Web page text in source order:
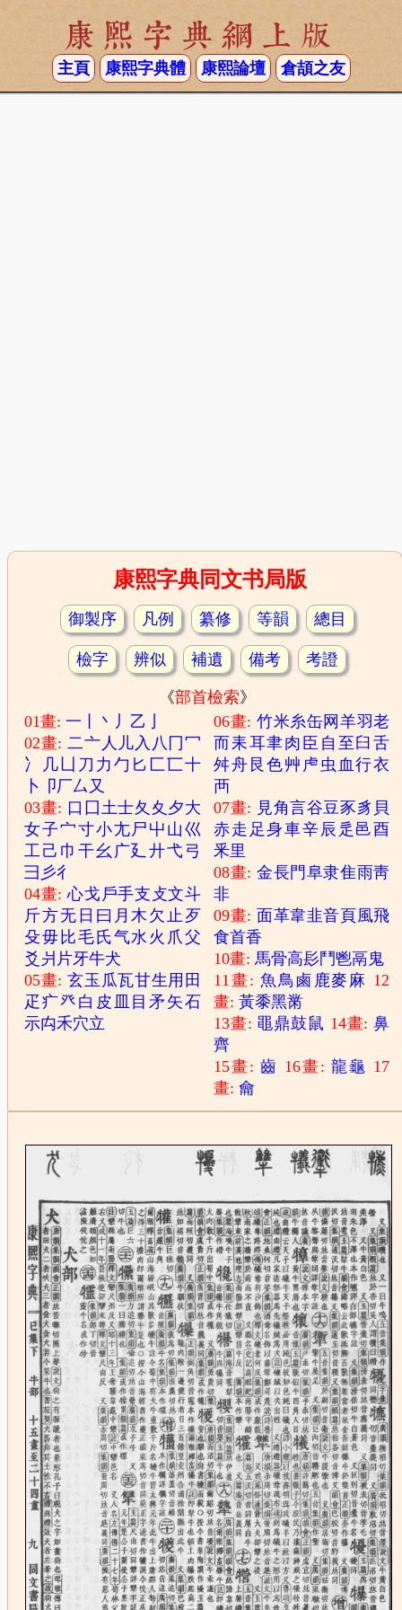
康熙字典網上版
主頁 康熙字典體 康熙論壇 倉頡之友
康熙字典同文书局版
御製序 凡例 纂修 等韻 總目
檢字 辨似 補遺 備考 考證
《部首檢索》
01畫:一 丶 丿 乙
02畫:二亠 人 儿入 八 冂冖
冫
几 凵 刀 力 勹 匕 匚匸十
卜
卩厂厶 又
03畫: 口 囗 土士夂 夊 夕大
女子宀寸小尢尸 屮 山巛
工 己 巾 干幺 广廴廾弋弓
彐 彡彳
04畫:心戈 戶手支 攴文斗
斤方无 日 曰 月木 欠止 歹
殳毋 比毛 氏气水 火 爪父
爻 爿 片牙牛犬
05畫:玄玉 瓜瓦甘生用 田
疋 疒癶 白 皮 目矛 矢石
示禸禾穴立
06畫: 竹米糸缶网 羊羽老
而耒耳聿肉 臣 自 至 臼舌
舛舟 艮色艸 虍 虫 血行衣
襾
07畫: 見角言谷豆豕豸 貝
赤走 足身車辛辰 辵 邑酉
釆里
08畫: 金長門 阜隶隹雨靑
非
09畫: 面革韋韭音頁風飛
食首香
10畫:馬骨高髟 鬥鬯鬲 鬼
11畫: 魚鳥 鹵 鹿麥 麻 12
畫:黃黍黑黹
13畫: 黽鼎鼓鼠 14畫:鼻
齊
15畫:齒 16畫:龍龜 17
畫:龠